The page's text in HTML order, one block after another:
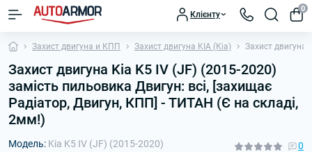
Клієнту
0
Захист двигуна и КПП Захист двигуна KIA (Кіа) Захист двигуна
Захист двигуна Kia K5 IV (JF) (2015-2020)
замість пильовика Двигун: всі, [захищає
Радіатор, Двигун, КПП] - ТИТАН (Є на складі,
2мм!)
Модель: Kia K5 IV (JF) (2015-2020) 0